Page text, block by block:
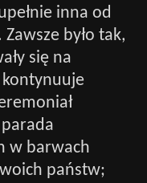
inna od
było tak,
się na
w barwach
państw;